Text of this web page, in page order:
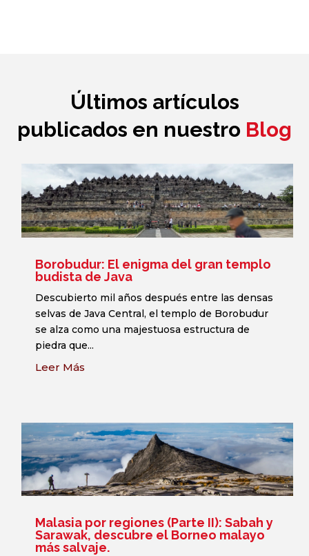
Últimos artículos
publicados en nuestro Blog
Borobudur: El enigma del gran templo
budista de Java
Descubierto mil años después entre las densas
selvas de Java Central, el templo de Borobudur
se alza como una majestuosa estructura de
piedra que...
Leer Más
Malasia por regiones (Parte II): Sabah y
Sarawak, descubre el Borneo malayo
más salvaje.